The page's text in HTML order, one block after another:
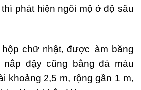
phát hiện ngôi mộ ở độ sâu
chữ nhật, được làm bằng
nắp đậy cũng bằng đá màu
khoảng 2,5 m, rộng gần 1 m,